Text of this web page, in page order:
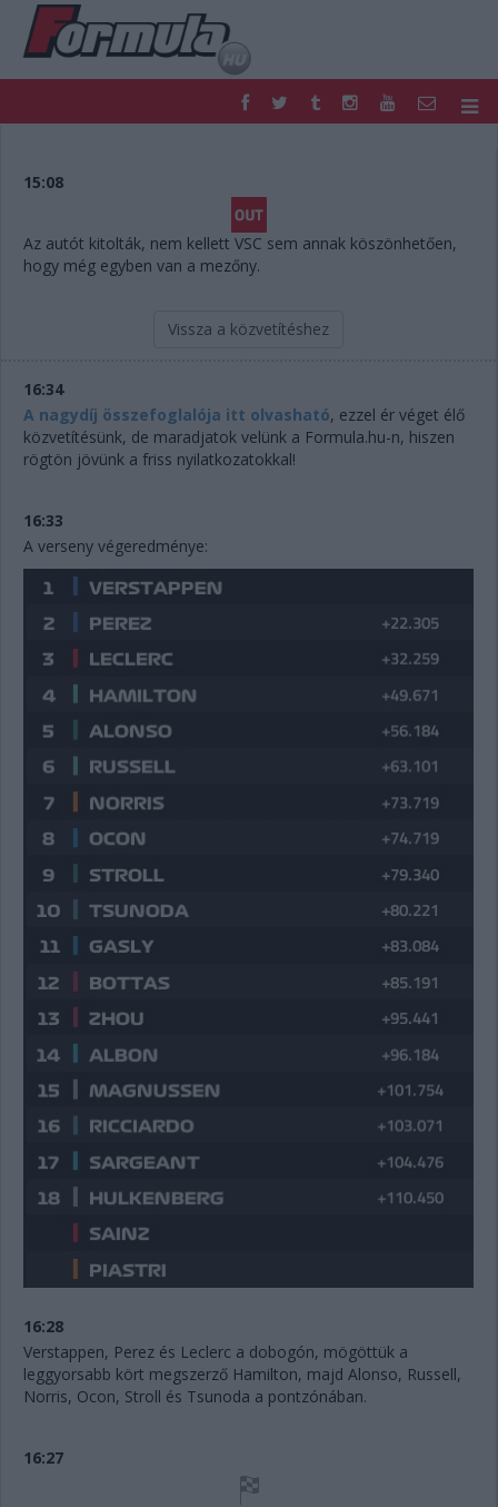
FORMULA
HAZAI
EGYÉB
PODCAST
15:08
Az autót kitolták, nem kellett VSC sem annak köszönhetően,
hogy még egyben van a mezőny.
Vissza a közvetítéshez
16:34
A nagydíj összefoglalója itt olvasható, ezzel ér véget élő
közvetítésünk, de maradjatok velünk a Formula.hu-n, hiszen
rögtön jövünk a friss nyilatkozatokkal!
16:33
A verseny végeredménye:
16:28
Verstappen, Perez és Leclerc a dobogón, mögöttük a
leggyorsabb kört megszerző Hamilton, majd Alonso, Russell,
Norris, Ocon, Stroll és Tsunoda a pontzónában.
16:27